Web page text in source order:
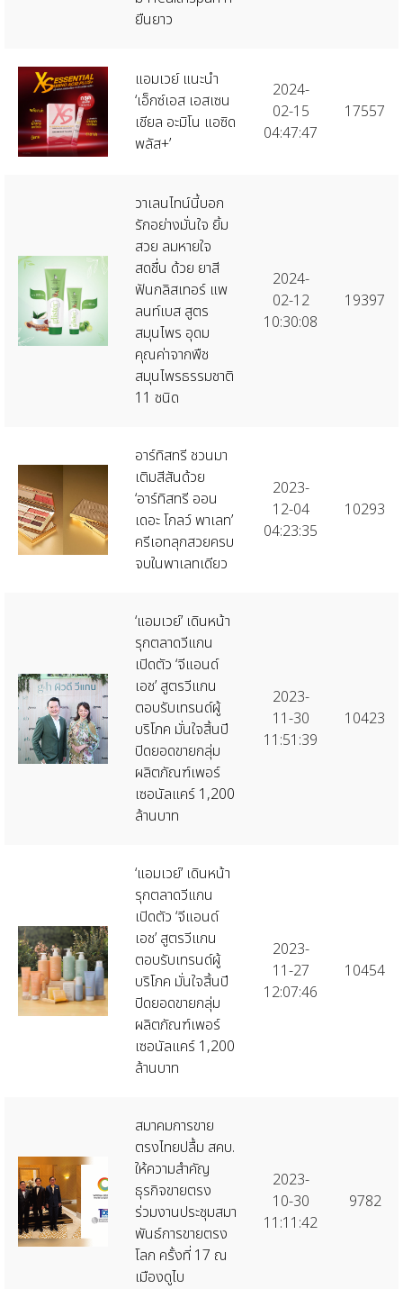
ยืนยาว
แอมเวย์ แนะนำ
‘เอ็กซ์เอส เอสเซน
เชียล อะมิโน แอซิด
พลัส+’
2024-
02-15
04:47:47
17557
วาเลนไทน์นี้บอก
รักอย่างมั่นใจ ยิ้ม
สวย ลมหายใจ
สดชื่น ด้วย ยาสี
ฟันกลิสเทอร์ แพ
ลนท์เบส สูตร
สมุนไพร อุดม
คุณค่าจากพืช
สมุนไพรธรรมชาติ
11 ชนิด
2024-
02-12
10:30:08
19397
อาร์ทิสทรี ชวนมา
เติมสีสันด้วย
‘อาร์ทิสทรี ออน
เดอะ โกลว์ พาเลท’
ครีเอทลุกสวยครบ
จบในพาเลทเดียว
2023-
12-04
04:23:35
10293
‘แอมเวย์’ เดินหน้า
รุกตลาดวีแกน
เปิดตัว ‘จีแอนด์
เอช’ สูตรวีแกน
ตอบรับเทรนด์ผู้
บริโภค มั่นใจสิ้นปี
ปิดยอดขายกลุ่ม
ผลิตภัณฑ์เพอร์
เซอนัลแคร์ 1,200
ล้านบาท
2023-
11-30
11:51:39
10423
‘แอมเวย์’ เดินหน้า
รุกตลาดวีแกน
เปิดตัว ‘จีแอนด์
เอช’ สูตรวีแกน
ตอบรับเทรนด์ผู้
บริโภค มั่นใจสิ้นปี
ปิดยอดขายกลุ่ม
ผลิตภัณฑ์เพอร์
เซอนัลแคร์ 1,200
ล้านบาท
2023-
11-27
12:07:46
10454
สมาคมการขาย
ตรงไทยปลื้ม สคบ.
ให้ความสำคัญ
ธุรกิจขายตรง
ร่วมงานประชุมสมา
พันธ์การขายตรง
โลก ครั้งที่ 17 ณ
เมืองดูไบ
2023-
10-30
11:11:42
9782